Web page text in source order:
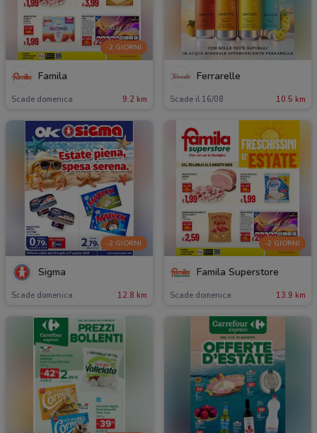
-2 GIORNI
Famila
Scade domenica 9.2 km
Ferrarelle
Scade il 16/08 10.5 km
-2 GIORNI
Sigma
Scade domenica 12.8 km
-2 GIORNI
Famila Superstore
Scade domenica 13.9 km